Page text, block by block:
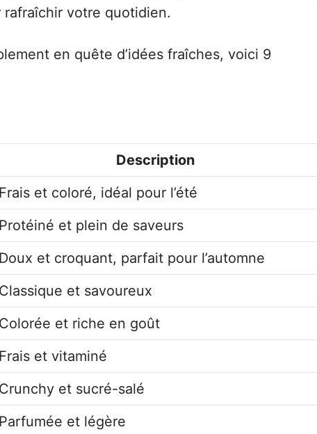
votre quotidien.
en quête d’idées fraîches, voici 9
Description
Frais et coloré, idéal pour l’été
Protéiné et plein de saveurs
Doux et croquant, parfait pour l’automne
Classique et savoureux
Colorée et riche en goût
Frais et vitaminé
Crunchy et sucré-salé
Parfumée et légère